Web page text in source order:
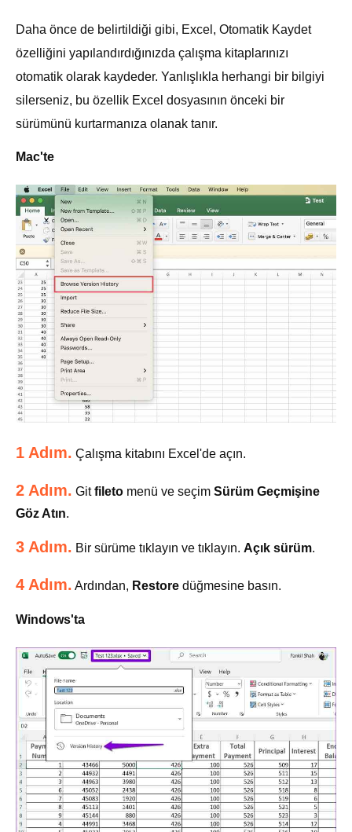
Daha önce de belirtildiği gibi, Excel, Otomatik Kaydet
özelliğini yapılandırdığınızda çalışma kitaplarınızı
otomatik olarak kaydeder. Yanlışlıkla herhangi bir bilgiyi
silerseniz, bu özellik Excel dosyasının önceki bir
sürümünü kurtarmanıza olanak tanır.
Mac'te
1 Adım. Çalışma kitabını Excel'de açın.
2 Adım. Gitfileto menü ve seçim Sürüm Geçmişine
Göz Atın.
3 Adım. Bir sürüme tıklayın ve tıklayın. Açık sürüm.
4 Adım. Ardından, Restore düğmesine basın.
Windows'ta